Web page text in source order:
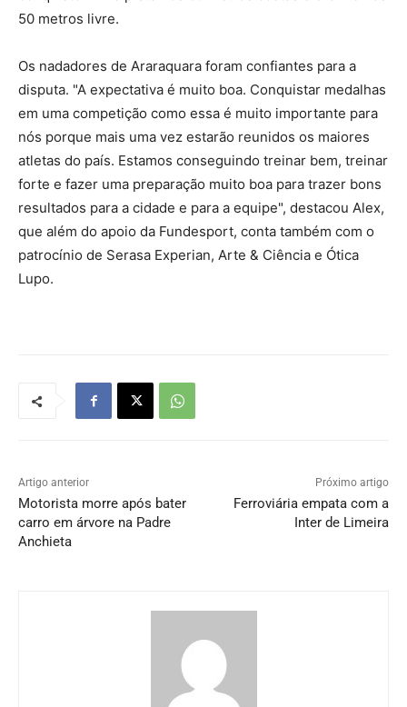
50 metros livre.
Os nadadores de Araraquara foram confiantes para a
disputa. "A expectativa é muito boa. Conquistar medalhas
em uma competição como essa é muito importante para
nós porque mais uma vez estarão reunidos os maiores
atletas do país. Estamos conseguindo treinar bem, treinar
forte e fazer uma preparação muito boa para trazer bons
resultados para a cidade e para a equipe", destacou Alex,
que além do apoio da Fundesport, conta também com o
patrocínio de Serasa Experian, Arte & Ciência e Ótica
Lupo.
Artigo anterior
Motorista morre após bater
carro em árvore na Padre
Anchieta
Próximo artigo
Ferroviária empata com a
Inter de Limeira